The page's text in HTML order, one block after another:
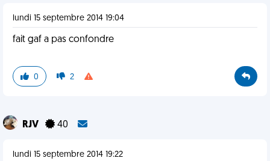
lundi 15 septembre 2014 19:04
fait gaf a pas confondre
0 2
RJV 40
lundi 15 septembre 2014 19:22